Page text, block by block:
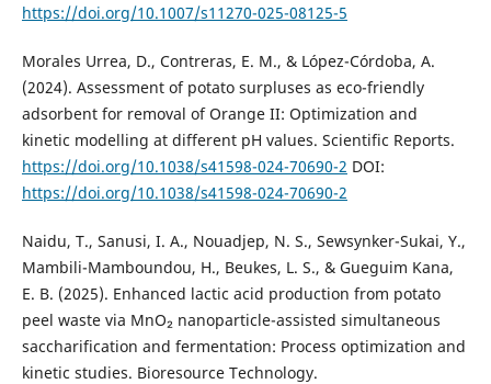
https://doi.org/10.1007/s11270-025-08125-5
Morales Urrea, D., Contreras, E. M., & López-Córdoba, A.
(2024). Assessment of potato surpluses as eco-friendly
adsorbent for removal of Orange II: Optimization and
kinetic modelling at different pH values. Scientific Reports.
https://doi.org/10.1038/s41598-024-70690-2 DOI:
https://doi.org/10.1038/s41598-024-70690-2
Naidu, T., Sanusi, I. A., Nouadjep, N. S., Sewsynker-Sukai, Y.,
Mambili-Mamboundou, H., Beukes, L. S., & Gueguim Kana,
E. B. (2025). Enhanced lactic acid production from potato
peel waste via MnO₂ nanoparticle-assisted simultaneous
saccharification and fermentation: Process optimization and
kinetic studies. Bioresource Technology.